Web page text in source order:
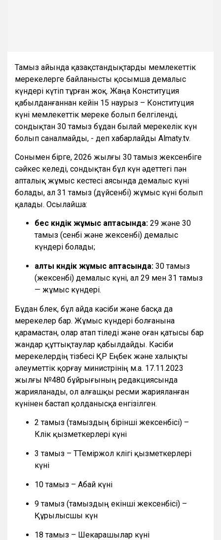
Тамыз айында қазақстандықтарды мемлекеттік
мерекелерге байланысты қосымша демалыс
күндері күтіп тұрған жоқ. Жаңа Конституция
қабылданғаннан кейін 15 наурыз – Конституция
күні мемлекеттік мереке болып белгіленді,
сондықтан 30 тамыз бұдан былай мерекелік күн
болып саналмайды, - деп хабарлайды Almaty.tv.
Сонымен бірге, 2026 жылғы 30 тамыз жексенбіге
сәйкес келеді, сондықтан бұл күн әдеттегі пән
апталық жұмыс кестесі аясында демалыс күні
болады, ал 31 тамыз (дүйсенбі) жұмыс күні болып
қалады. Осылайша:
бес күндік жұмыс аптасында: 29 және 30
тамыз (сенбі және жексенбі) демалыс
күндері болады;
алты күндік жұмыс аптасында: 30 тамыз
(жексенбі) демалыс күні, ал 29 мен 31 тамыз
— жұмыс күндері.
Бұдан бөлек, бұл айда кәсіби және басқа да
мерекелер бар. Жұмыс күндері болғанына
қарамастан, олар атап өтіледі және оған қатысы бар
жандар құттықтаулар қабылдайды. Кәсіби
мерекелердің тізбесі ҚР Еңбек және халықты
әлеуметтік қорғау министрінің м.а. 17.11.2023
жылғы №480 бұйрығының редакциясында
жарияланады, ол алғашқы ресми жарияланған
күнінен бастап қолданысқа енгізілген.
2 тамыз (тамыздың бірінші жексенбісі) –
Көлік қызметкерлері күні
3 тамыз – ТТеміржол көлігі қызметкерлері
күні
10 тамыз – Абай күні
9 тамыз (тамыздың екінші жексенбісі) –
Құрылысшы күн
18 тамыз – Шекарашылар күні